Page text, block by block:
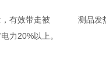
，有效带走被 测品发热
力20%以上。